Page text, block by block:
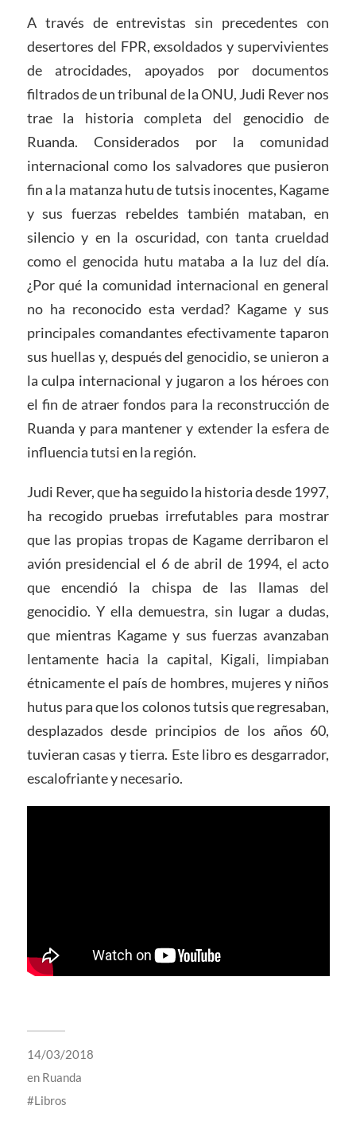
A través de entrevistas sin precedentes con
desertores del FPR, exsoldados y supervivientes
de atrocidades, apoyados por documentos
filtrados de un tribunal de la ONU, Judi Rever nos
trae la historia completa del genocidio de
Ruanda. Considerados por la comunidad
internacional como los salvadores que pusieron
fin a la matanza hutu de tutsis inocentes, Kagame
y sus fuerzas rebeldes también mataban, en
silencio y en la oscuridad, con tanta crueldad
como el genocida hutu mataba a la luz del día.
¿Por qué la comunidad internacional en general
no ha reconocido esta verdad? Kagame y sus
principales comandantes efectivamente taparon
sus huellas y, después del genocidio, se unieron a
la culpa internacional y jugaron a los héroes con
el fin de atraer fondos para la reconstrucción de
Ruanda y para mantener y extender la esfera de
influencia tutsi en la región.
Judi Rever, que ha seguido la historia desde 1997,
ha recogido pruebas irrefutables para mostrar
que las propias tropas de Kagame derribaron el
avión presidencial el 6 de abril de 1994, el acto
que encendió la chispa de las llamas del
genocidio. Y ella demuestra, sin lugar a dudas,
que mientras Kagame y sus fuerzas avanzaban
lentamente hacia la capital, Kigali, limpiaban
étnicamente el país de hombres, mujeres y niños
hutus para que los colonos tutsis que regresaban,
desplazados desde principios de los años 60,
tuvieran casas y tierra. Este libro es desgarrador,
escalofriante y necesario.
14/03/2018
en Ruanda
Libros